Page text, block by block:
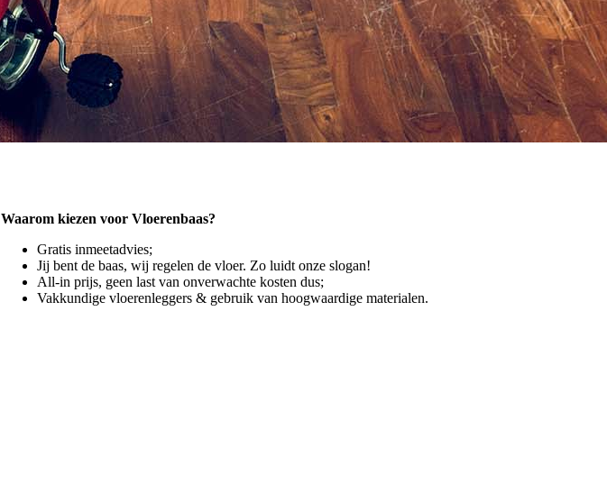
Waarom kiezen voor Vloerenbaas?
Gratis inmeetadvies;
Jij bent de baas, wij regelen de vloer. Zo luidt onze slogan!
All-in prijs, geen last van onverwachte kosten dus;
Vakkundige vloerenleggers & gebruik van hoogwaardige materialen.